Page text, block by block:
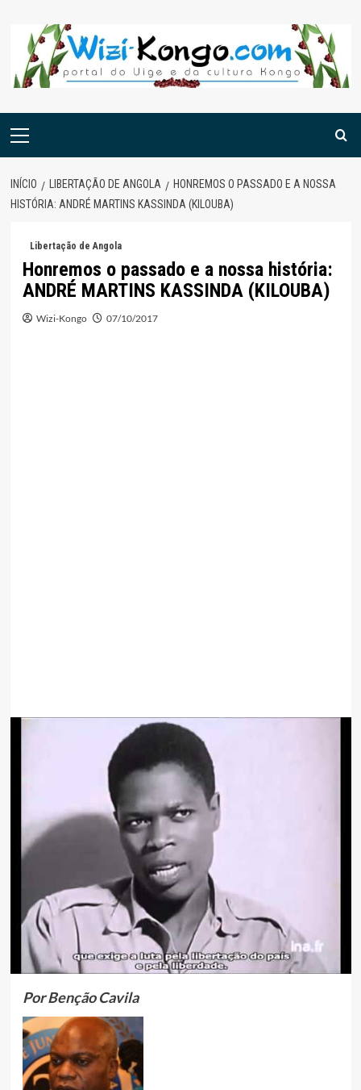
content
Menu
INÍCIO LIBERTAÇÃO DE ANGOLA
HONREMOS O PASSADO E A NOSSA
HISTÓRIA: ANDRÉ MARTINS KASSINDA (KILOUBA)
Libertação de Angola
Honremos o passado e a nossa história:
ANDRÉ MARTINS KASSINDA (KILOUBA)
Wizi-Kongo 07/10/2017
Por Benção Cavila